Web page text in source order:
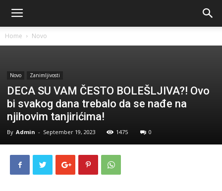
Home Novo
Novo Zanimljivosti
DECA SU VAM ČESTO BOLEŠLJIVA?! Ovo
bi svakog dana trebalo da se nađe na
njihovim tanjirićima!
By Admin - September 19, 2023 1475 0